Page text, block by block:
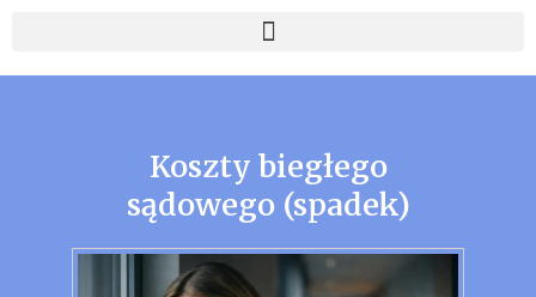
Koszty biegłego
sądowego (spadek)